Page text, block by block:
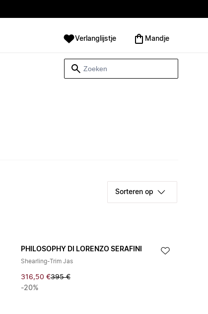
Verlanglijstje Mandje
Sorteren op
PHILOSOPHY DI LORENZO SERAFINI
Shearling-Trim Jas
316,50 €395 €
-20%